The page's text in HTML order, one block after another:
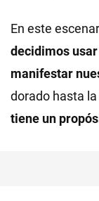
En este
decidimos
manifestar
dorado hasta
tiene un